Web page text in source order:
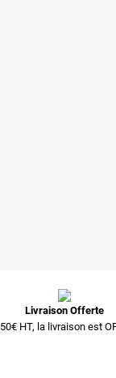
Livraison Offerte
HT, la livraison est